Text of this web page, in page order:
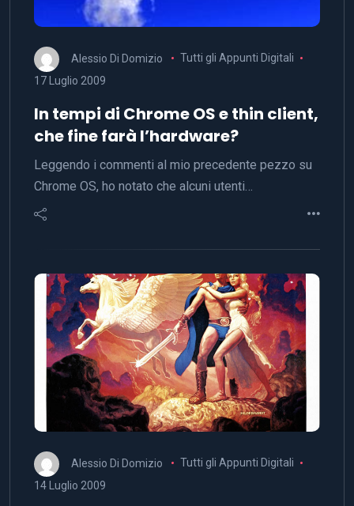
Alessio Di Domizio
Tutti gli Appunti Digitali
17 Luglio 2009
In tempi di Chrome OS e thin client,
che fine farà l’hardware?
Leggendo i commenti al mio precedente pezzo su
Chrome OS, ho notato che alcuni utenti…
Alessio Di Domizio
Tutti gli Appunti Digitali
14 Luglio 2009